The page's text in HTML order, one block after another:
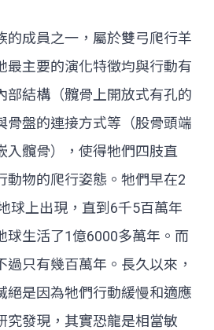
的成員之一，屬於雙弓爬行羊
最主要的演化特徵均與行動有
部結構（髖骨上開放式有孔的
骨盤的連接方式等（股骨頭端
入髖骨），使得牠們四肢直
動物的爬行姿態。牠們早在2
球上出現，直到6千5百萬年
球生活了1億6000多萬年。而
只有幾百萬年。長久以來，
絕是因為牠們行動緩慢和適應
究發現，其實恐龍是相當敏